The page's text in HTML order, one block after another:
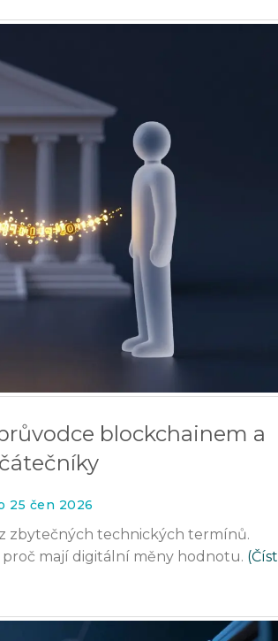
blockchainem a
25 čen 2026
zbytečných technických termínů.
mají digitální měny hodnotu. (Číst